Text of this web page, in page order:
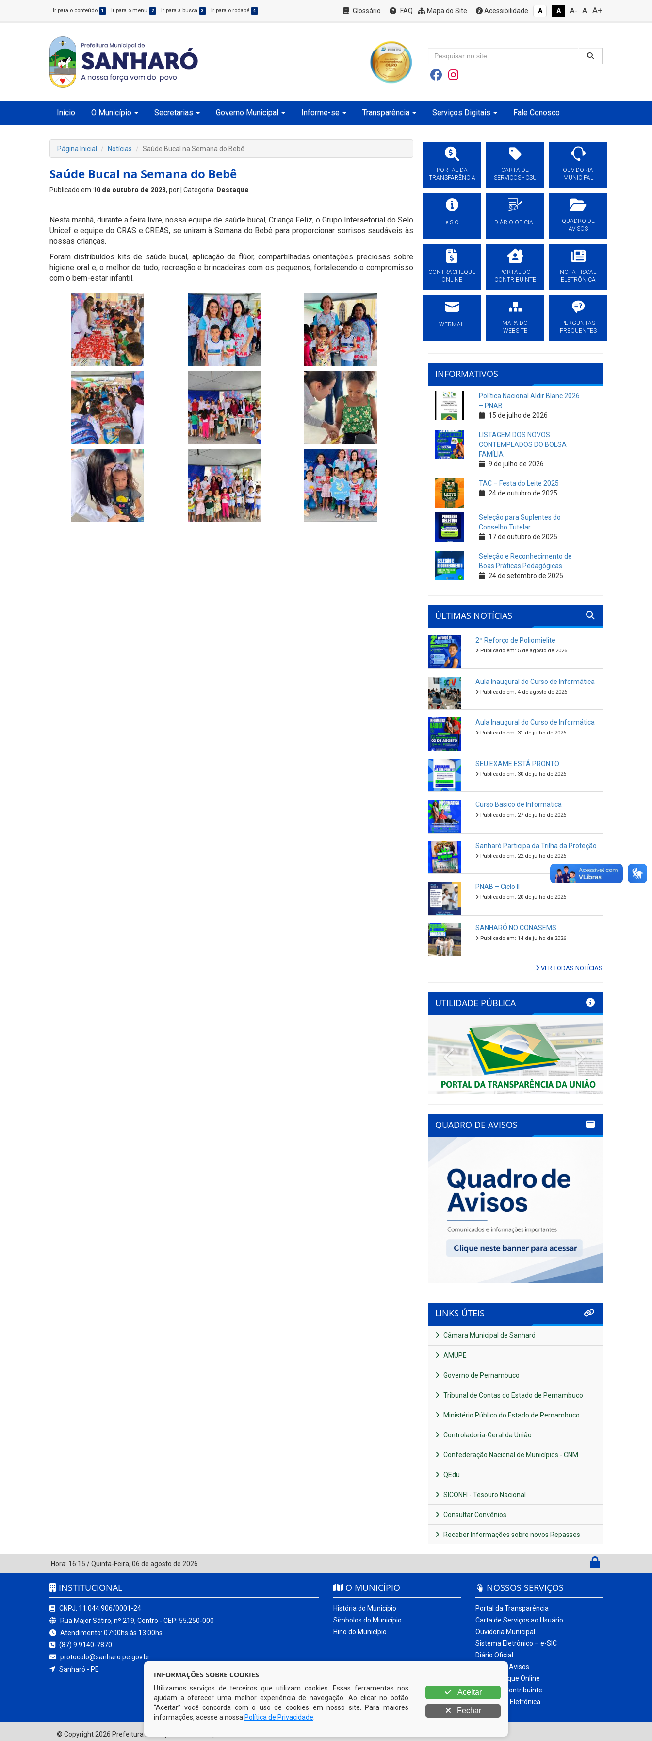
Ir para o conteúdo 1 Ir para o menu 2 Ir para a busca 3 Ir para o rodapé 4 Glossário FAQ Mapa do Site Acessibilidade A A A- A A+
Início O Município Secretarias Governo Municipal Informe-se Transparência Serviços Digitais Fale Conosco
Página Inicial Notícias Saúde Bucal na Semana do Bebê
Saúde Bucal na Semana do Bebê
Publicado em 10 de outubro de 2023, por | Categoria: Destaque
Nesta manhã, durante a feira livre, nossa equipe de saúde bucal, Criança Feliz, o Grupo Intersetorial do Selo
Unicef e equipe do CRAS e CREAS, se uniram à Semana do Bebê para proporcionar sorrisos saudáveis às
nossas crianças.
Foram distribuídos kits de saúde bucal, aplicação de flúor, compartilhadas orientações preciosas sobre
higiene oral e, o melhor de tudo, recreação e brincadeiras com os pequenos, fortalecendo o compromisso
com o bem-estar infantil.
PORTAL DA
TRANSPARÊNCIA
CARTA DE
SERVIÇOS - CSU
OUVIDORIA
MUNICIPAL
e-SIC DIÁRIO OFICIAL
QUADRO DE
AVISOS
CONTRACHEQUE
ONLINE
PORTAL DO
CONTRIBUINTE
NOTA FISCAL
ELETRÔNICA
WEBMAIL
MAPA DO
WEBSITE
PERGUNTAS
FREQUENTES
INFORMATIVOS
Política Nacional Aldir Blanc 2026
– PNAB
15 de julho de 2026
LISTAGEM DOS NOVOS
CONTEMPLADOS DO BOLSA
FAMÍLIA
9 de julho de 2026
TAC – Festa do Leite 2025
24 de outubro de 2025
Seleção para Suplentes do
Conselho Tutelar
17 de outubro de 2025
Seleção e Reconhecimento de
Boas Práticas Pedagógicas
24 de setembro de 2025
ÚLTIMAS NOTÍCIAS
2º Reforço de Poliomielite
Publicado em: 5 de agosto de 2026
Aula Inaugural do Curso de Informática
Publicado em: 4 de agosto de 2026
Aula Inaugural do Curso de Informática
Publicado em: 31 de julho de 2026
SEU EXAME ESTÁ PRONTO
Publicado em: 30 de julho de 2026
Curso Básico de Informática
Publicado em: 27 de julho de 2026
Sanharó Participa da Trilha da Proteção
Publicado em: 22 de julho de 2026
PNAB – Ciclo II
Publicado em: 20 de julho de 2026
SANHARÓ NO CONASEMS
Publicado em: 14 de julho de 2026
VER TODAS NOTÍCIAS
UTILIDADE PÚBLICA
Previous Next
QUADRO DE AVISOS
LINKS ÚTEIS
Câmara Municipal de Sanharó
AMUPE
Governo de Pernambuco
Tribunal de Contas do Estado de Pernambuco
Ministério Público do Estado de Pernambuco
Controladoria-Geral da União
Confederação Nacional de Municípios - CNM
QEdu
SICONFI - Tesouro Nacional
Consultar Convênios
Receber Informações sobre novos Repasses
Hora: 16:15 /Quinta-Feira, 06 de agosto de 2026
INSTITUCIONAL
CNPJ: 11.044.906/0001-24
Rua Major Sátiro, nº 219, Centro - CEP: 55.250-000
Atendimento: 07:00hs às 13:00hs
(87) 9 9140-7870
protocolo@sanharo.pe.gov.br
Sanharó - PE
O MUNICÍPIO
História do Município
Símbolos do Município
Hino do Município
NOSSOS SERVIÇOS
Portal da Transparência
Carta de Serviços ao Usuário
Ouvidoria Municipal
Sistema Eletrônico – e-SIC
Diário Oficial
Quadro de Avisos
Contracheque Online
Portal do Contribuinte
Nota Fiscal Eletrônica
© Copyright 2026 Prefeitura Municipal de Sanharó | Todos os direitos reservados
INFORMAÇÕES SOBRE COOKIES
Utilizamos serviços de terceiros que utilizam cookies. Essas ferramentas nos
ajudam a oferecer uma melhor experiência de navegação. Ao clicar no botão
“Aceitar” você concorda com o uso de cookies em nosso site. Para maiores
informações, acesse a nossa Política de Privacidade
Aceitar
Fechar